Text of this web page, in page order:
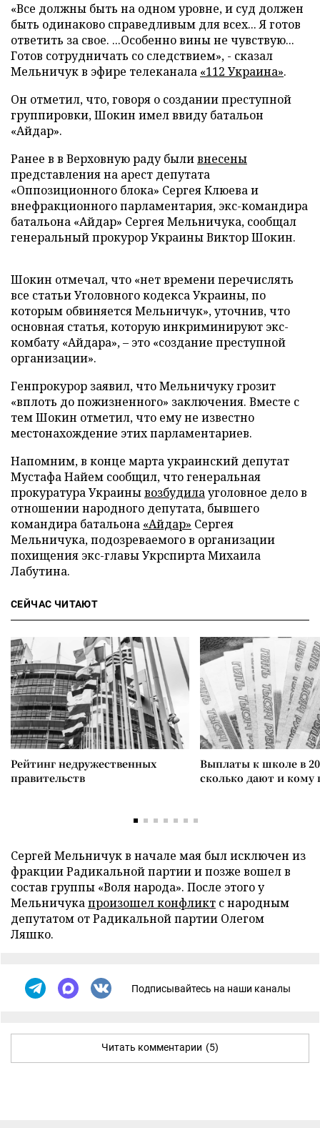
«Все должны быть на одном уровне, и суд должен
быть одинаково справедливым для всех... Я готов
ответить за свое. ...Особенно вины не чувствую...
Готов сотрудничать со следствием», - сказал
Мельничук в эфире телеканала «112 Украина».
Он отметил, что, говоря о создании преступной
группировки, Шокин имел ввиду батальон
«Айдар».
Ранее в в Верховную раду быливнесены
представления на арест депутата
«Оппозиционного блока» Сергея Клюева и
внефракционного парламентария, экс-командира
батальона «Айдар» Сергея Мельничука, сообщал
генеральный прокурор Украины Виктор Шокин.
Шокин отмечал, что «нет времени перечислять
все статьи Уголовного кодекса Украины, по
которым обвиняется Мельничук», уточнив, что
основная статья, которую инкриминируют экс-
комбату «Айдара», – это «создание преступной
организации».
Генпрокурор заявил, что Мельничуку грозит
«вплоть до пожизненного» заключения. Вместе с
тем Шокин отметил, что ему не известно
местонахождение этих парламентариев.
Напомним, в конце марта украинский депутат
Мустафа Найем сообщил, что генеральная
прокуратура Украинывозбудилауголовное дело в
отношении народного депутата, бывшего
командира батальона «Айдар» Сергея
Мельничука, подозреваемого в организации
похищения экс-главы Укрспирта Михаила
Лабутина.
СЕЙЧАС ЧИТАЮТ
Рейтинг недружественных
правительств
Выплаты к школе в
сколько дают и
Сергей Мельничук в начале мая был исключен из
фракции Радикальной партии и позже вошел в
состав группы «Воля народа». После этого у
Мельничукапроизошел конфликт с народным
депутатом от Радикальной партии Олегом
Ляшко.
Подписывайтесь на наши каналы
Читать комментарии (5)